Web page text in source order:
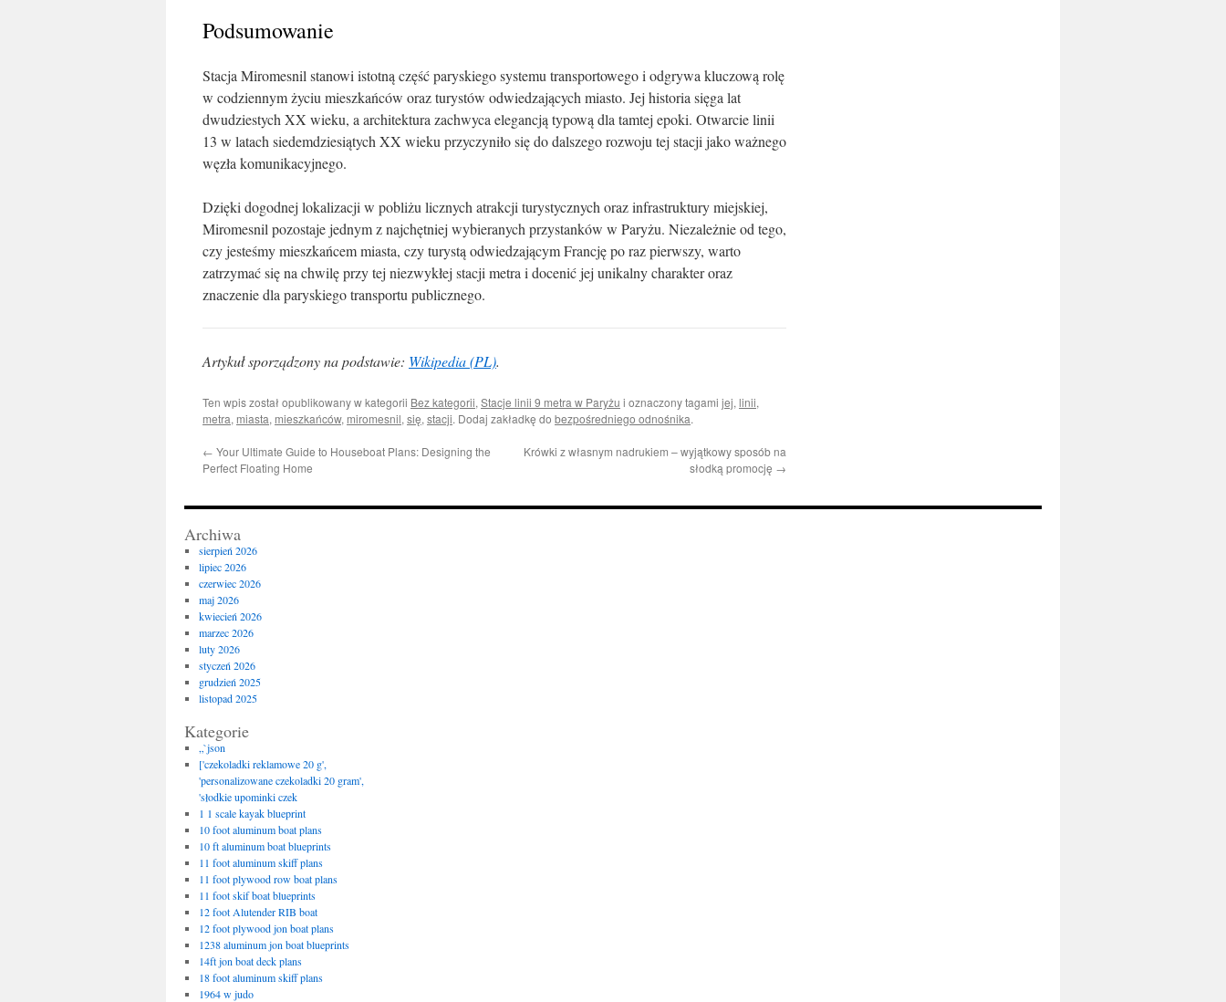
Podsumowanie
Stacja Miromesnil stanowi istotną część paryskiego systemu transportowego i odgrywa kluczową rolę
w codziennym życiu mieszkańców oraz turystów odwiedzających miasto. Jej historia sięga lat
dwudziestych XX wieku, a architektura zachwyca elegancją typową dla tamtej epoki. Otwarcie linii
13 w latach siedemdziesiątych XX wieku przyczyniło się do dalszego rozwoju tej stacji jako ważnego
węzła komunikacyjnego.
Dzięki dogodnej lokalizacji w pobliżu licznych atrakcji turystycznych oraz infrastruktury miejskiej,
Miromesnil pozostaje jednym z najchętniej wybieranych przystanków w Paryżu. Niezależnie od tego,
czy jesteśmy mieszkańcem miasta, czy turystą odwiedzającym Francję po raz pierwszy, warto
zatrzymać się na chwilę przy tej niezwykłej stacji metra i docenić jej unikalny charakter oraz
znaczenie dla paryskiego transportu publicznego.
Artykuł sporządzony na podstawie: Wikipedia (PL).
Ten wpis został opublikowany w kategorii Bez kategorii, Stacje linii 9 metra w Paryżu i oznaczony tagami jej, linii,
metra, miasta, mieszkańców, miromesnil, się, stacji. Dodaj zakładkę do bezpośredniego odnośnika.
← Your Ultimate Guide to Houseboat Plans: Designing the
Perfect Floating Home
Krówki z własnym nadrukiem – wyjątkowy sposób na
słodką promocję →
Archiwa
sierpień 2026
lipiec 2026
czerwiec 2026
maj 2026
kwiecień 2026
marzec 2026
luty 2026
styczeń 2026
grudzień 2025
listopad 2025
Kategorie
„`json
['czekoladki reklamowe 20 g',
'personalizowane czekoladki 20 gram',
'słodkie upominki czek
1 1 scale kayak blueprint
10 foot aluminum boat plans
10 ft aluminum boat blueprints
11 foot aluminum skiff plans
11 foot plywood row boat plans
11 foot skif boat blueprints
12 foot Alutender RIB boat
12 foot plywood jon boat plans
1238 aluminum jon boat blueprints
14ft jon boat deck plans
18 foot aluminum skiff plans
1964 w judo